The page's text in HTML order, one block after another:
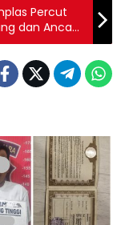
Percut
dan Ancam